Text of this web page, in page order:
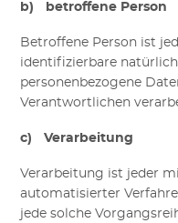
b) betroffene Person
Betroffene Person ist
identifizierbare
personenbezogene
Verantwortlichen
c) Verarbeitung
Verarbeitung ist jeder
automatisierter
jede solche